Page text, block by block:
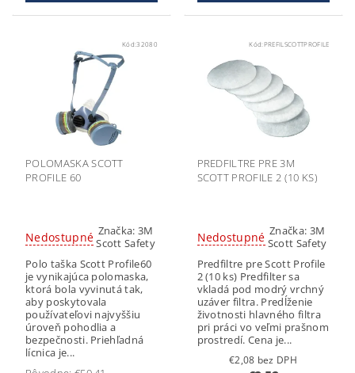
Kód:32080
POLOMASKA SCOTT
PROFILE 60
Nedostupné Značka:3M
Scott Safety
Polo taška Scott Profile60
je vynikajúca polomaska,
ktorá bola vyvinutá tak,
aby poskytovala
používateľovi najvyššiu
úroveň pohodlia a
bezpečnosti. Priehľadná
lícnica je...
Kód:PREFILSCOTTPROFILE
PREDFILTRE PRE 3M
SCOTT PROFILE 2 (10 KS)
Nedostupné Značka: 3M
Scott Safety
Predfiltre pre Scott Profile
2 (10 ks) Predfilter sa
vkladá pod modrý vrchný
uzáver filtra. Predĺženie
životnosti hlavného filtra
pri práci vo veľmi prašnom
prostredí. Cena je...
€2,08 bez DPH